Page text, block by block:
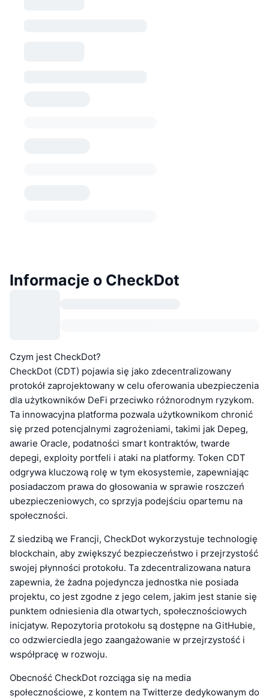
Informacje o CheckDot
Czym jest CheckDot?
CheckDot (CDT) pojawia się jako zdecentralizowany
protokół zaprojektowany w celu oferowania ubezpieczenia
dla użytkowników DeFi przeciwko różnorodnym ryzykom.
Ta innowacyjna platforma pozwala użytkownikom chronić
się przed potencjalnymi zagrożeniami, takimi jak Depeg,
awarie Oracle, podatności smart kontraktów, twarde
depegi, exploity portfeli i ataki na platformy. Token CDT
odgrywa kluczową rolę w tym ekosystemie, zapewniając
posiadaczom prawa do głosowania w sprawie roszczeń
ubezpieczeniowych, co sprzyja podejściu opartemu na
społeczności.
Z siedzibą we Francji, CheckDot wykorzystuje technologię
blockchain, aby zwiększyć bezpieczeństwo i przejrzystość
swojej płynności protokołu. Ta zdecentralizowana natura
zapewnia, że żadna pojedyncza jednostka nie posiada
projektu, co jest zgodne z jego celem, jakim jest stanie się
punktem odniesienia dla otwartych, społecznościowych
inicjatyw. Repozytoria protokołu są dostępne na GitHubie,
co odzwierciedla jego zaangażowanie w przejrzystość i
współpracę w rozwoju.
Obecność CheckDot rozciąga się na media
społecznościowe, z kontem na Twitterze dedykowanym do